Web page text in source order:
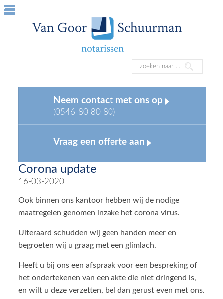
Neem contact met ons op
(0546-80 80 80)
Vraag een offerte aan
Corona update
16-03-2020
Ook binnen ons kantoor hebben wij de nodige
maatregelen genomen inzake het corona virus.
Uiteraard schudden wij geen handen meer en
begroeten wij u graag met een glimlach.
Heeft u bij ons een afspraak voor een bespreking of
het ondertekenen van een akte die niet dringend is,
en wilt u deze verzetten, bel dan gerust even met ons.